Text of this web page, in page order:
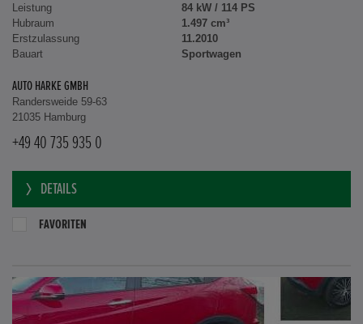
Leistung
84 kW / 114 PS
Hubraum
1.497 cm³
Erstzulassung
11.2010
Bauart
Sportwagen
AUTO HARKE GMBH
Randersweide 59-63
21035 Hamburg
+49 40 735 935 0
DETAILS
FAVORITEN